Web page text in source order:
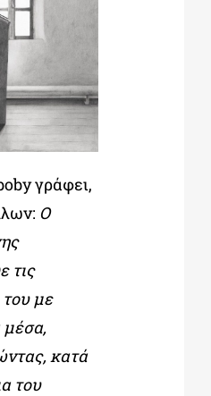
γράφει,
Ο
τις
του με
μέσα,
κατά
του